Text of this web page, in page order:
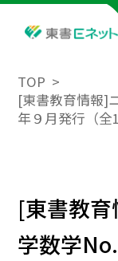
TOP
[東書教育情報]
年９月発行（全
[東書教
学数学